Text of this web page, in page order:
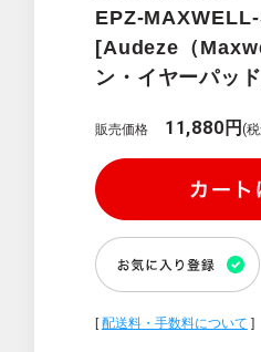
EPZ-
[Audeze（
ン・イヤーパッ
販売価格 11,880円(
[配送料・手数料について ]